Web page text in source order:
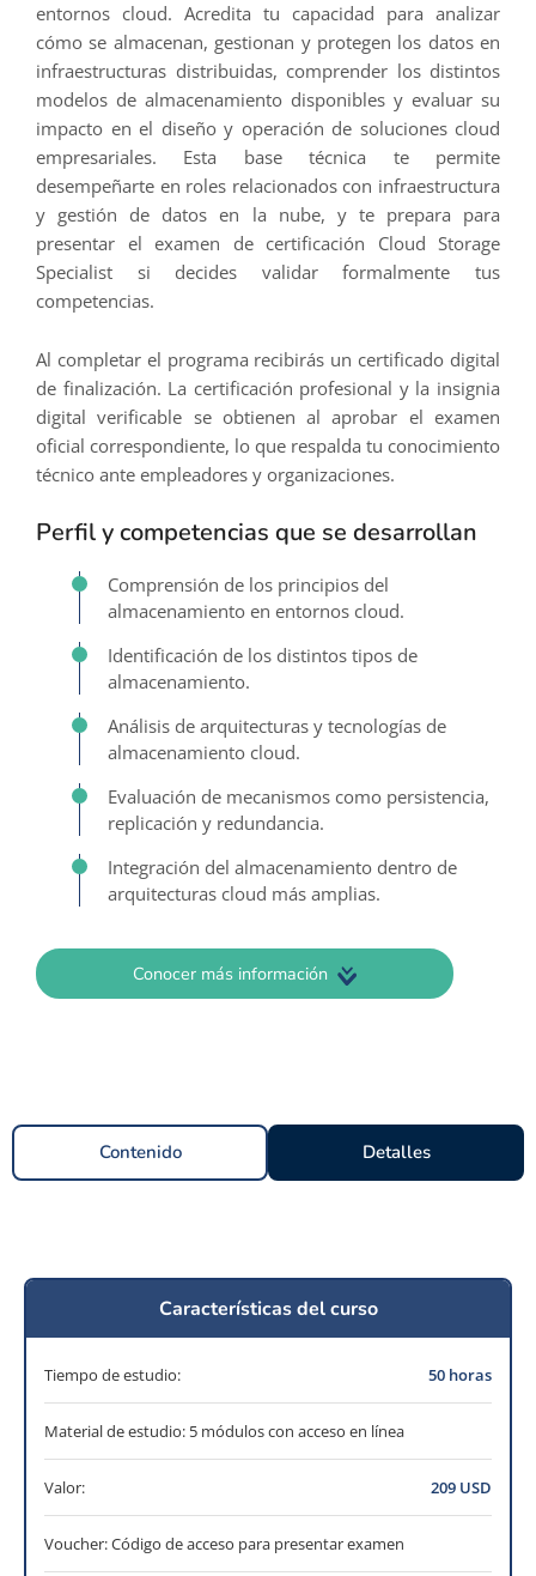
entornos cloud. Acredita tu capacidad para analizar
cómo se almacenan, gestionan y protegen los datos en
infraestructuras distribuidas, comprender los distintos
modelos de almacenamiento disponibles y evaluar su
impacto en el diseño y operación de soluciones cloud
empresariales. Esta base técnica te permite
desempeñarte en roles relacionados con infraestructura
y gestión de datos en la nube, y te prepara para
presentar el examen de certificación Cloud Storage
Specialist si decides validar formalmente tus
competencias.
Al completar el programa recibirás un certificado digital
de finalización. La certificación profesional y la insignia
digital verificable se obtienen al aprobar el examen
oficial correspondiente, lo que respalda tu conocimiento
técnico ante empleadores y organizaciones.
Perfil y competencias que se desarrollan
Comprensión de los principios del
almacenamiento en entornos cloud.
Identificación de los distintos tipos de
almacenamiento.
Análisis de arquitecturas y tecnologías de
almacenamiento cloud.
Evaluación de mecanismos como persistencia,
replicación y redundancia.
Integración del almacenamiento dentro de
arquitecturas cloud más amplias.
Conocer más información
Contenido Detalles
Características del curso
Tiempo de estudio: 50 horas
Material de estudio: 5 módulos con acceso en línea
Valor: 209 USD
Voucher: Código de acceso para presentar examen